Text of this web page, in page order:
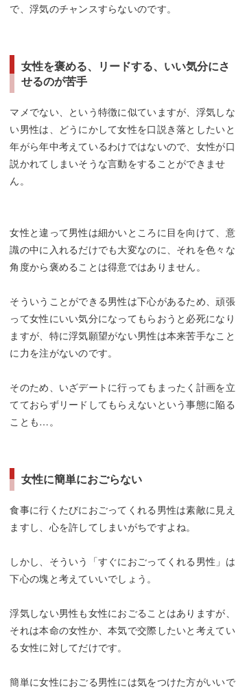
で、浮気のチャンスすらないのです。
女性を褒める、リードする、いい気分にさ
せるのが苦手
マメでない、という特徴に似ていますが、浮気しな
い男性は、どうにかして女性を口説き落としたいと
年がら年中考えているわけではないので、女性が口
説かれてしまいそうな言動をすることができませ
ん。
女性と違って男性は細かいところに目を向けて、意
識の中に入れるだけでも大変なのに、それを色々な
角度から褒めることは得意ではありません。
そういうことができる男性は下心があるため、頑張
って女性にいい気分になってもらおうと必死になり
ますが、特に浮気願望がない男性は本来苦手なこと
に力を注がないのです。
そのため、いざデートに行ってもまったく計画を立
てておらずリードしてもらえないという事態に陥る
ことも…。
女性に簡単におごらない
食事に行くたびにおごってくれる男性は素敵に見え
ますし、心を許してしまいがちですよね。
しかし、そういう「すぐにおごってくれる男性」は
下心の塊と考えていいでしょう。
浮気しない男性も女性におごることはありますが、
それは本命の女性か、本気で交際したいと考えてい
る女性に対してだけです。
簡単に女性におごる男性には気をつけた方がいいで